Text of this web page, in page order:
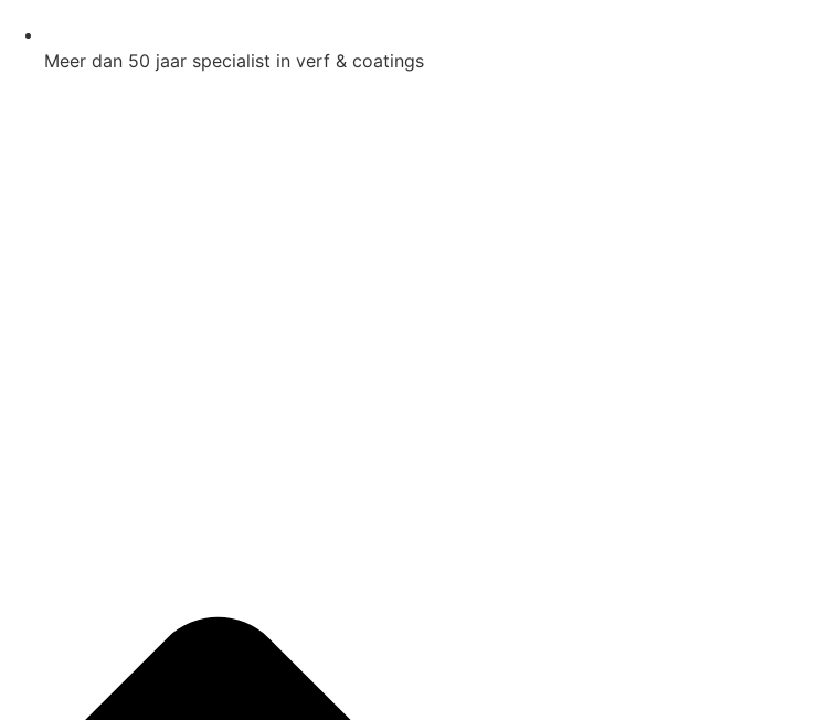
Meer dan 50 jaar specialist in verf & coatings